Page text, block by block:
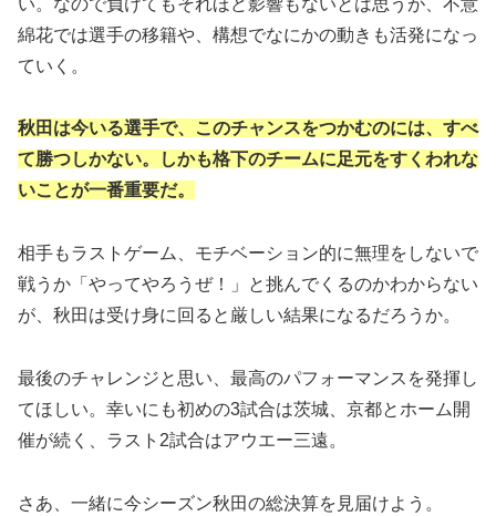
綿花では選手の移籍や、構想でなにかの動きも活発になっ
ていく。
秋田は今いる選手で、このチャンスをつかむのには、すべ
て勝つしかない。しかも格下のチームに足元をすくわれな
いことが一番重要だ。
相手もラストゲーム、モチベーション的に無理をしないで
戦うか「やってやろうぜ！」と挑んでくるのかわからない
が、秋田は受け身に回ると厳しい結果になるだろうか。
最後のチャレンジと思い、最高のパフォーマンスを発揮し
てほしい。幸いにも初めの3試合は茨城、京都とホーム開
催が続く、ラスト2試合はアウエー三遠。
さあ、一緒に今シーズン秋田の総決算を見届けよう。